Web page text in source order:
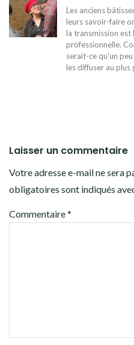
Les anciens
leurs savoir-faire
la transmission est
professionnelle.
serait-ce qu’un
les diffuser au plus
Laisser un commentaire
Votre adresse e-mail ne sera
obligatoires sont indiqués
Commentaire*